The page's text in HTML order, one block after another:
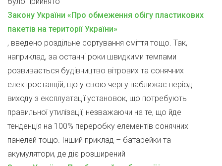
Закону України «Про обмеження обігу пластикових
пакетів на території України»
, введено роздільне сортування сміття тощо. Так,
наприклад, за останні роки швидкими темпами
розвивається будівництво вітрових та сонячних
електростанцій, що у свою чергу наближає період
виходу з експлуатації установок, що потребують
правильної утилізації, незважаючи на те, що йде
тенденція на 100% переробку елементів сонячних
панелей тощо. Інший приклад – батарейки та
акумулятори, де діє розширений